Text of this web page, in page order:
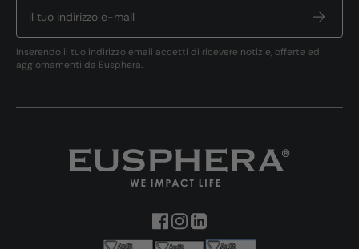
Inserendo il tuo indirizzo email accetti di ricevere notizie, offerte ed
aggiornamenti da Eusphera.